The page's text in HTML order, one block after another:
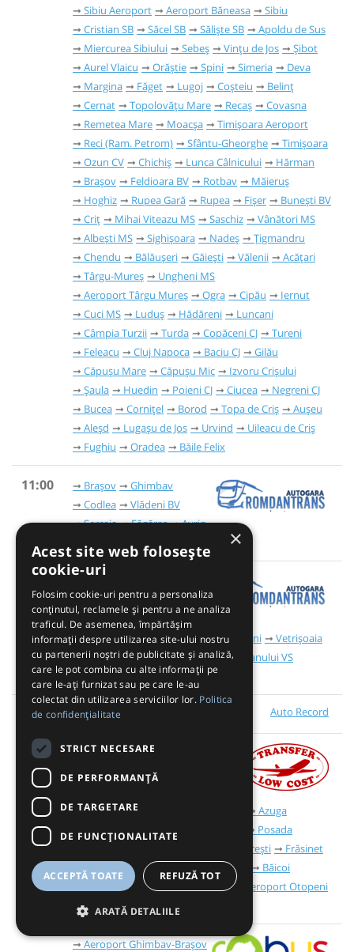
Sibiu Aeroport
Aeroport Băneasa
Sibiu
Cristian SB
Săcel SB Săliște SB
Apoldu de Sus
Miercurea Sibiului
Sebeș Vințu de Jos
Șibot
Aurel Vlaicu
Orăștie Spini Simeria
Deva
Margina
Făget Lugoj Coșteiu
Belinț
Cernat
Topolovățu Mare Recaș
Covasna
Remetea Mare
Moacșa
Timișoara Aeroport
Reci (Ram. Petrom)
Sfântu-Gheorghe
Timișoara
Ozun CV
Chichiș Lunca Câlnicului
Hărman
Brașov
Feldioara BV Rotbav
Măieruș
Hoghiz
Rupea Gară Rupea Fișer
Bunești BV
Criț
Mihai Viteazu MS Saschiz
Vânători MS
Albești MS
Sighișoara Nadeș
Țigmandru
Chendu
Bălăușeri Găieşti Vălenii
Acățari
Târgu-Mureș
Ungheni MS
Aeroport Târgu Mureș
Ogra Cipău
Iernut
Cuci MS
Luduș Hădăreni
Luncani
Câmpia Turzii
Turda Copăceni CJ
Tureni
Feleacu
Cluj Napoca Baciu CJ
Gilău
Căpușu Mare
Căpușu Mic
Izvoru Crișului
Șaula
Huedin Poieni CJ Ciucea
Negreni CJ
Bucea
Cornițel Borod Topa de Criș
Aușeu
Aleșd
Lugașu de Jos Urvind
Uileacu de Criș
Fughiu
Oradea Băile Felix
11:00 Brașov
Ghimbav
Codlea
Vlădeni BV
Șercaia
Făgăraș
Avrig
Sibiu
Mărășești VN
Tișița
Tecuci
Bârlad
Murgeni
Bogdănești Fălciu
Fălciu Berezeni
Vetrișoaia
Lunca Veche
Oțetoaia
Lunca Banului VS
Stănilești
Gura Văii VS Huși
11:20 Auto Record
Brașov
Sfântu-Gheorghe
Zărnești
Poiana Brașov
Brașov
Timișu de Sus
Azuga
Bușteni
Poiana țapului
Posada
Nistorești
Frăsinet
Cornu de Jos
Câmpina Bănești
Băicoi
Ploiești Bărcănești
Aeroport Otopeni
București
Aeroport Băneasa
Aeroport Ghimbav-Brașov
×
Acest site web folosește
cookie-uri
Folosim cookie-uri pentru a personaliza
conținutul, reclamele și pentru a ne analiza
traficul. De asemenea, împărtășim
informații despre utilizarea site-ului nostru
cu partenerii noștri de publicitate și analiză,
care le pot combina cu alte informații pe
care le-ați furnizat sau pe care le-au
colectat din utilizarea serviciilor lor. Politica
de confidențialitate
STRICT NECESARE
DE PERFORMANȚĂ
DE TARGETARE
DE FUNCŢIONALITATE
ACCEPTĂ TOATE REFUZĂ TOT
ARATĂ DETALIILE